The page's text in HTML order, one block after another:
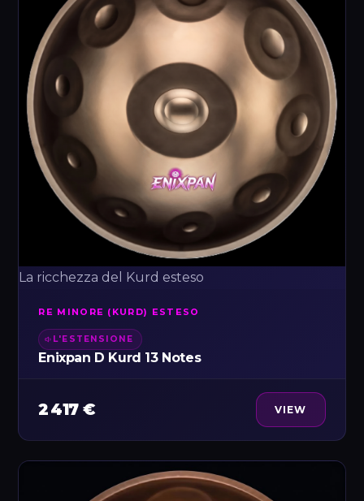
La ricchezza del Kurd esteso
RE MINORE (KURD) ESTESO
L'ESTENSIONE
Enixpan D Kurd 13 Notes
2 417 € VIEW